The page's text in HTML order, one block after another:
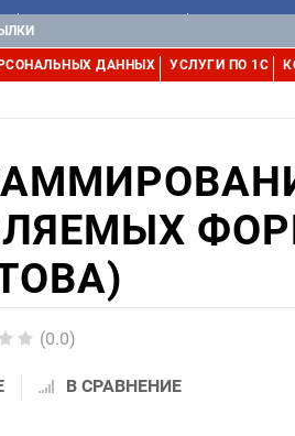
ДЛЯ ШКОЛЬНИКОВ
ДАННЫХ УСЛУГИ ПО 1С
(0.0)
В СРАВНЕНИЕ